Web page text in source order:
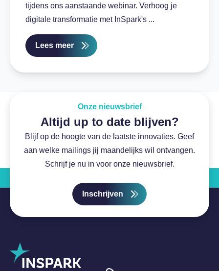
tijdens ons aanstaande webinar. Verhoog je
digitale transformatie met InSpark's ...
Lees meer
Onze nieuwsbrief
Altijd up to date blijven?
Blijf op de hoogte van de laatste innovaties. Geef
aan welke mailings jij maandelijks wil ontvangen.
Schrijf je nu in voor onze nieuwsbrief.
Inschrijven